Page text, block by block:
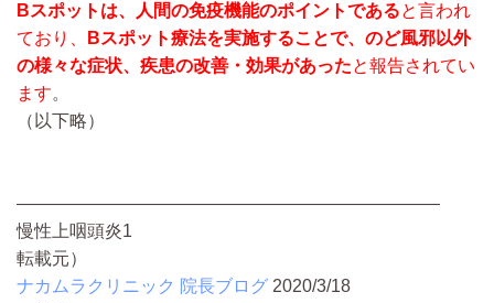
Bスポットは、人間の免疫機能のポイントであると言われ
ており、
Bスポット療法を実施することで、のど風邪以外
の様々な症状、疾患の改善・効果があったと報告されてい
ます。
（以下略）
————————————————————————
慢性上咽頭炎1
転載元）
ナカムラクリニック 院長ブログ 2020/3/18